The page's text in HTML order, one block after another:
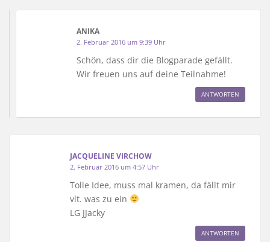
ANIKA
2. Februar 2016 um 9:39 Uhr
Schön, dass dir die Blogparade gefällt.
Wir freuen uns auf deine Teilnahme!
ANTWORTEN
JACQUELINE VIRCHOW
2. Februar 2016 um 4:57 Uhr
Tolle Idee, muss mal kramen, da fällt mir
vlt. was zu ein
LG JJacky
ANTWORTEN